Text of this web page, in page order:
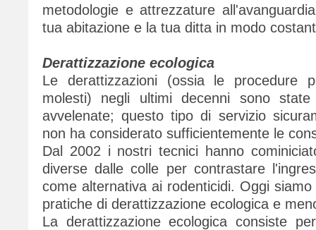
metodologie e attrezzature
tua abitazione e la tua ditta in modo
Derattizzazione ecologica
Le derattizzazioni (ossia le procedure
molesti) negli ultimi decenni sono
avvelenate; questo tipo di servizio
non ha considerato sufficientemente le
Dal 2002 i nostri tecnici hanno
diverse dalle colle per contrastare
come alternativa ai rodenticidi. Oggi
pratiche di derattizzazione ecologica e
La derattizzazione ecologica consiste